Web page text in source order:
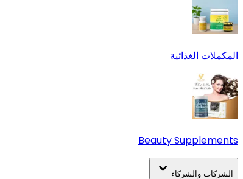
المكملات الغذائية
Beauty Supplements
الشركات والشركاء